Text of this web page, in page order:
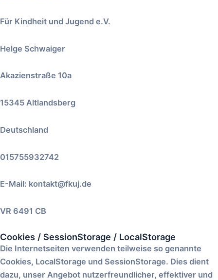
Für Kindheit und Jugend e.V.
Helge Schwaiger
Akazienstraße 10a
15345 Altlandsberg
Deutschland
015755932742
E-Mail: kontakt@fkuj.de
VR 6491 CB
Cookies / SessionStorage / LocalStorage
Die Internetseiten verwenden teilweise so genannte
Cookies, LocalStorage und SessionStorage. Dies dient
dazu, unser Angebot nutzerfreundlicher, effektiver und